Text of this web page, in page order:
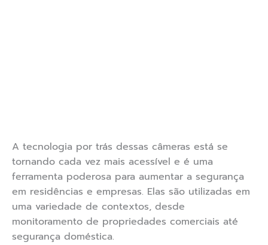
A tecnologia por trás dessas câmeras está se
tornando cada vez mais acessível e é uma
ferramenta poderosa para aumentar a segurança
em residências e empresas. Elas são utilizadas em
uma variedade de contextos, desde
monitoramento de propriedades comerciais até
segurança doméstica.